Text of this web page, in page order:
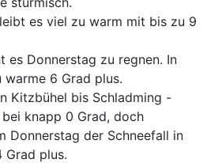
es viel zu warm mit bis zu 9
es Donnerstag zu regnen. In
6 Grad plus.
Kitzbühel bis Schladming -
knapp 0 Grad, doch
Donnerstag der Schneefall in
Grad plus.